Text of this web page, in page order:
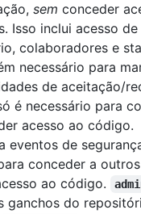
sem conceder
Isso inclui acesso
colaboradores e
necessário para
de aceitação/
é necessário para
acesso ao
eventos de
conceder a
ao código.
ganchos do